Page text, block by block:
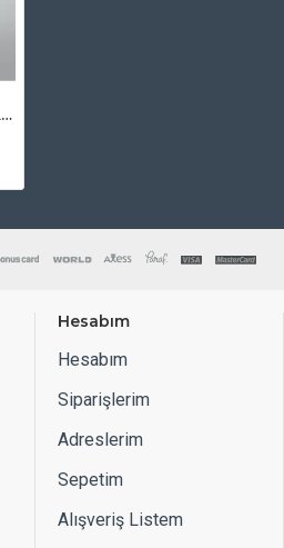
boyutunu ona göre
yapmalısınız.
Karton Çanta - 210 Gr Amerikan Bristol - XS - Dört Renk Baskı
Hesabım
Hesabım
Siparişlerim
Adreslerim
Sepetim
Alışveriş Listem